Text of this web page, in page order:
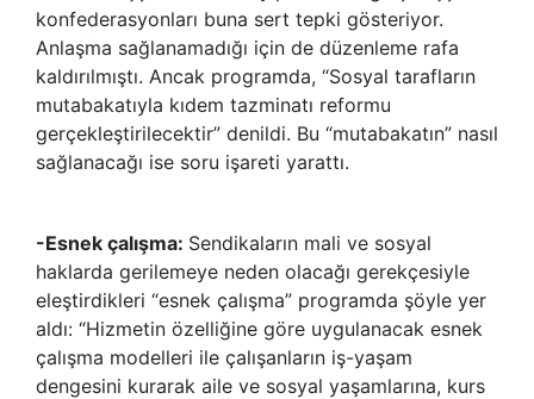
konfederasyonları buna sert tepki gösteriyor.
Anlaşma sağlanamadığı için de düzenleme rafa
kaldırılmıştı. Ancak programda, “Sosyal tarafların
mutabakatıyla kıdem tazminatı reformu
gerçekleştirilecektir” denildi. Bu “mutabakatın” nasıl
sağlanacağı ise soru işareti yarattı.
-Esnek çalışma: Sendikaların mali ve sosyal
haklarda gerilemeye neden olacağı gerekçesiyle
eleştirdikleri “esnek çalışma” programda şöyle yer
aldı: “Hizmetin özelliğine göre uygulanacak esnek
çalışma modelleri ile çalışanların iş-yaşam
dengesini kurarak aile ve sosyal yaşamlarına, kurs